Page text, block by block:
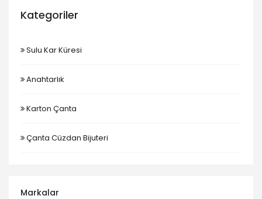
Kategoriler
Sulu Kar Küresi
Anahtarlık
Karton Çanta
Çanta Cüzdan Bijuteri
Markalar